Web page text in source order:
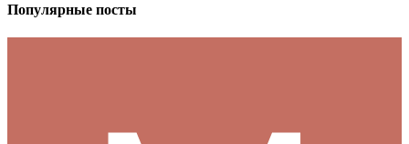
Популярные посты